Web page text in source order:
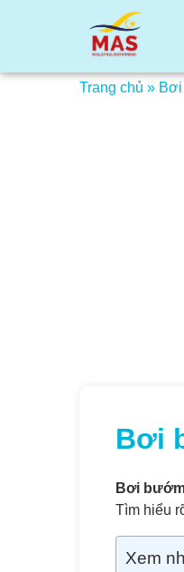
Trang chủ »
Bơi
Bơi
Tìm hiểu
Xem